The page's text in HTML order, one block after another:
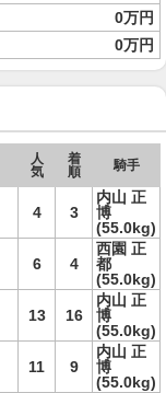
0万円
0万円
人
気
着
順
騎手
4 3
内山 正
博
(55.0kg)
6 4
西園 正
都
(55.0kg)
13 16
内山 正
博
(55.0kg)
11 9
内山 正
博
(55.0kg)